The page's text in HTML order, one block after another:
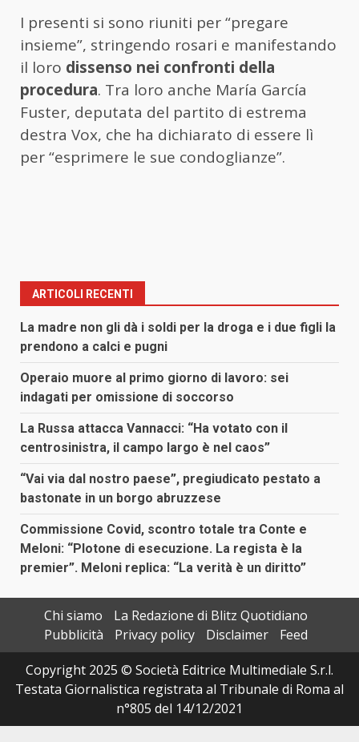
I presenti si sono riuniti per “pregare
insieme”, stringendo rosari e manifestando
il loro dissenso nei confronti della
procedura. Tra loro anche María García
Fuster, deputata del partito di estrema
destra Vox, che ha dichiarato di essere lì
per “esprimere le sue condoglianze”.
ARTICOLI RECENTI
La madre non gli dà i soldi per la droga e i due figli la
prendono a calci e pugni
Operaio muore al primo giorno di lavoro: sei
indagati per omissione di soccorso
La Russa attacca Vannacci: “Ha votato con il
centrosinistra, il campo largo è nel caos”
“Vai via dal nostro paese”, pregiudicato pestato a
bastonate in un borgo abruzzese
Commissione Covid, scontro totale tra Conte e
Meloni: “Plotone di esecuzione. La regista è la
premier”. Meloni replica: “La verità è un diritto”
Chi siamo
La Redazione di Blitz Quotidiano
Pubblicità
Privacy policy Disclaimer
Feed
Copyright 2025 © Società Editrice Multimediale S.r.l.
Testata Giornalistica registrata al Tribunale di Roma al
n°805 del 14/12/2021